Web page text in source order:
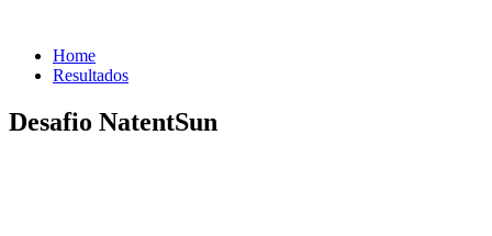
Home
Resultados
Desafio NatentSun